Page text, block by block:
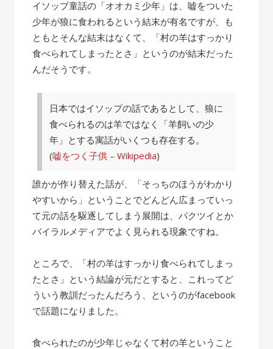
話”
イソップ童話の「オオカミ少年」は、嘘をついた
少年が狼に食われるという結末が有名ですが、も
ともとそんな結末はなくて、「村の羊はすっかり
食べられてしまったとさ」というのが結末だった
んだそうです。
日本ではイソップの話であるとして、狼に
食べられるのは羊ではなく「羊飼いの少
年」とする寓話がいくつも存在する。
(嘘をつく子供 – Wikipedia)
誰かが作り替えた話が、「そっちのほうがわかり
やすいから」ということでどんどん広まっていっ
て元の話を駆逐してしまう展開は、パクツイとか
バイラルメディアでよく見られる現象ですね。
ところで、「村の羊はすっかり食べられてしまっ
たとさ」という結論が元だとすると、これってど
ういう教訓だったんだろう、というのがfacebook
で話題になりました。
食べられたのが少年じゃなくて村の羊ということ